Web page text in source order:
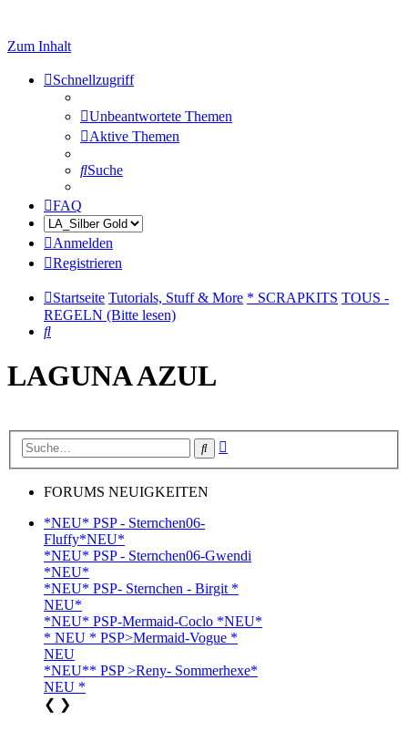
Zum Inhalt
Schnellzugriff
Unbeantwortete Themen
Aktive Themen
Suche
FAQ
Anmelden
Registrieren
Startseite Tutorials, Stuff & More * SCRAPKITS TOUS -
REGELN (Bitte lesen)
Suche
LAGUNA AZUL
Suche
FORUMS NEUIGKEITEN
*NEU* PSP - Sternchen06-
Fluffy*NEU*
*NEU* PSP - Sternchen06-Gwendi
*NEU*
*NEU* PSP- Sternchen - Birgit *
NEU*
*NEU* PSP-Mermaid-Coclo *NEU*
* NEU * PSP>Mermaid-Vogue *
NEU
*NEU** PSP >Reny- Sommerhexe*
NEU *
❮ ❯